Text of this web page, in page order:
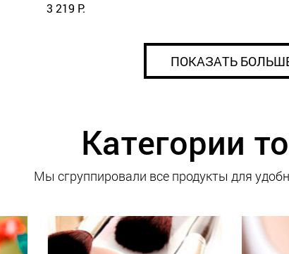
3 219 Р.
ПОКАЗАТЬ
Категории
Мы сгруппировали все продукты для